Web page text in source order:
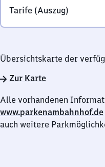
Tarife (Auszug)
Übersichtskarte der
Zur Karte
Alle vorhandenen
www.parkenambahnhof.de
auch weitere